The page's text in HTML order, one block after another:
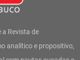
a Revista de
analítico e propositivo,